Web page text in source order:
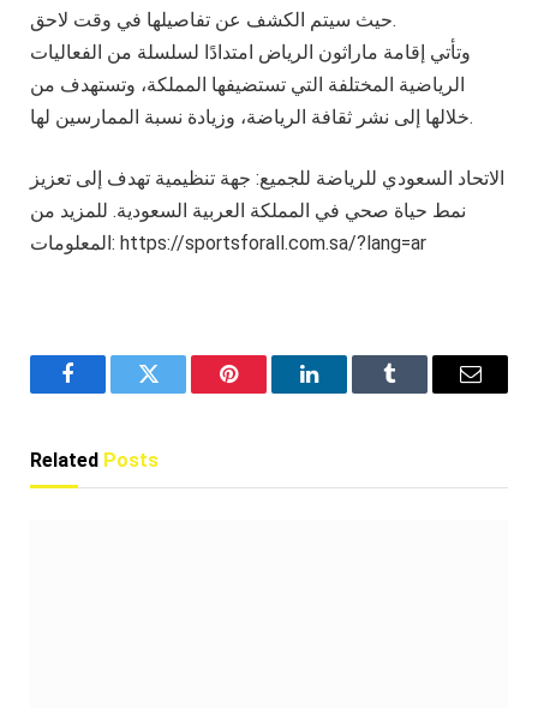
حيث سيتم الكشف عن تفاصيلها في وقت لاحق.
وتأتي إقامة ماراثون الرياض امتدادًا لسلسلة من الفعاليات
الرياضية المختلفة التي تستضيفها المملكة، وتستهدف من
خلالها إلى نشر ثقافة الرياضة، وزيادة نسبة الممارسين لها.
الاتحاد السعودي للرياضة للجميع: جهة تنظيمية تهدف إلى تعزيز
نمط حياة صحي في المملكة العربية السعودية. للمزيد من
المعلومات: https://sportsforall.com.sa/?lang=ar
FacebookTwitter Pinterest LinkedInTumblr Email
Related Posts